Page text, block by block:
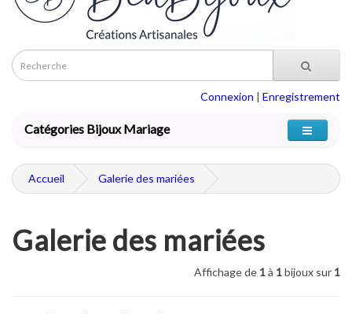
Connexion | Enregistrement
Catégories Bijoux Mariage
Accueil Galerie des mariées
Galerie des mariées
Affichage de 1à 1bijoux sur 1